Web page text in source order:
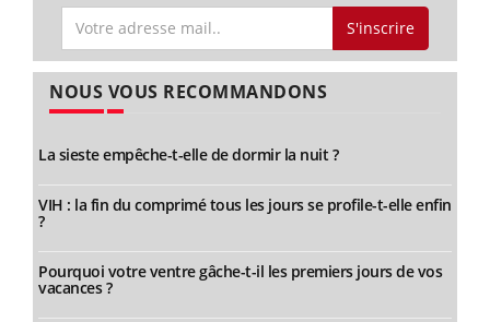
S'inscrire
NOUS VOUS RECOMMANDONS
La sieste empêche-t-elle de dormir la nuit ?
VIH : la fin du comprimé tous les jours se profile-t-elle enfin
?
Pourquoi votre ventre gâche-t-il les premiers jours de vos
vacances ?